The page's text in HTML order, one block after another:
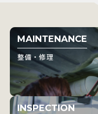
MAINTENANCE
整備・修理
INSPECTION